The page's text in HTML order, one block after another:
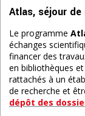
Atlas, séjour
Le programme
échanges
financer des
en bibliothèques
rattachés à un
de recherche et
dépôt des